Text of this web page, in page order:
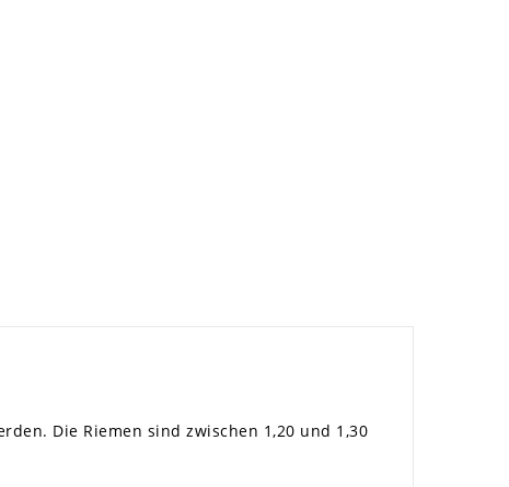
Die Riemen sind zwischen 1,20 und 1,30